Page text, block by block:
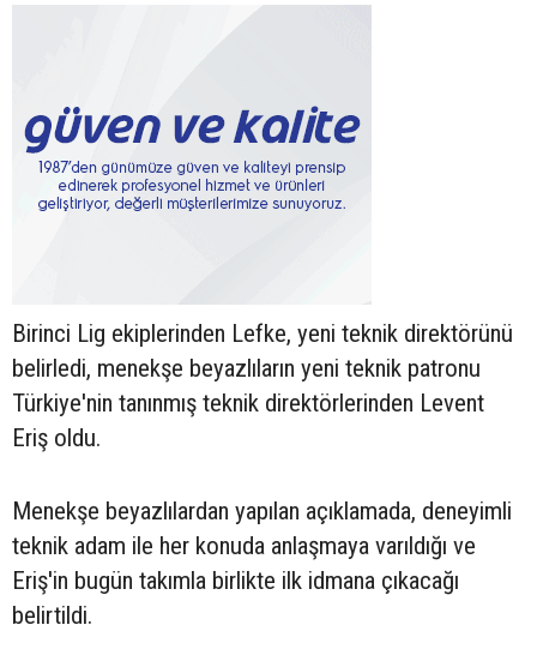
Birinci Lig ekiplerinden Lefke, yeni teknik direktörünü
belirledi, menekşe beyazlıların yeni teknik patronu
Türkiye'nin tanınmış teknik direktörlerinden Levent
Eriş oldu.
Menekşe beyazlılardan yapılan açıklamada, deneyimli
teknik adam ile her konuda anlaşmaya varıldığı ve
Eriş'in bugün takımla birlikte ilk idmana çıkacağı
belirtildi.